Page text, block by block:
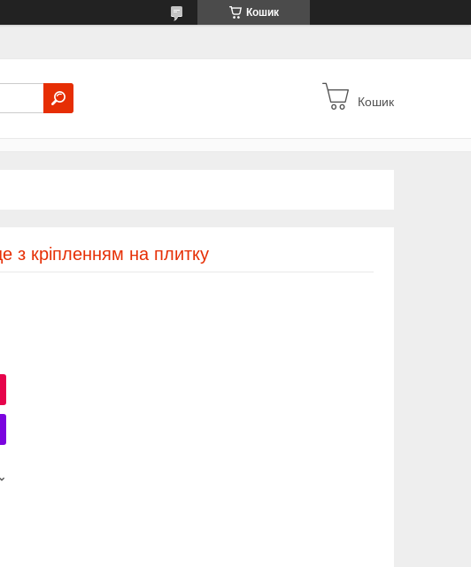
Кошик
Кошик
з кріпленням на плитку